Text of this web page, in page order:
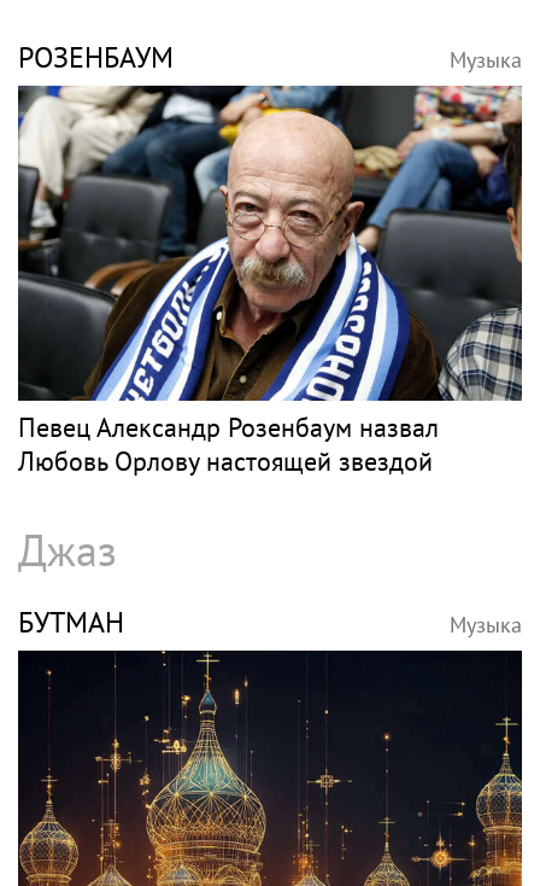
РОЗЕНБАУМ Музыка
Певец Александр Розенбаум назвал
Любовь Орлову настоящей звездой
Джаз
БУТМАН Музыка